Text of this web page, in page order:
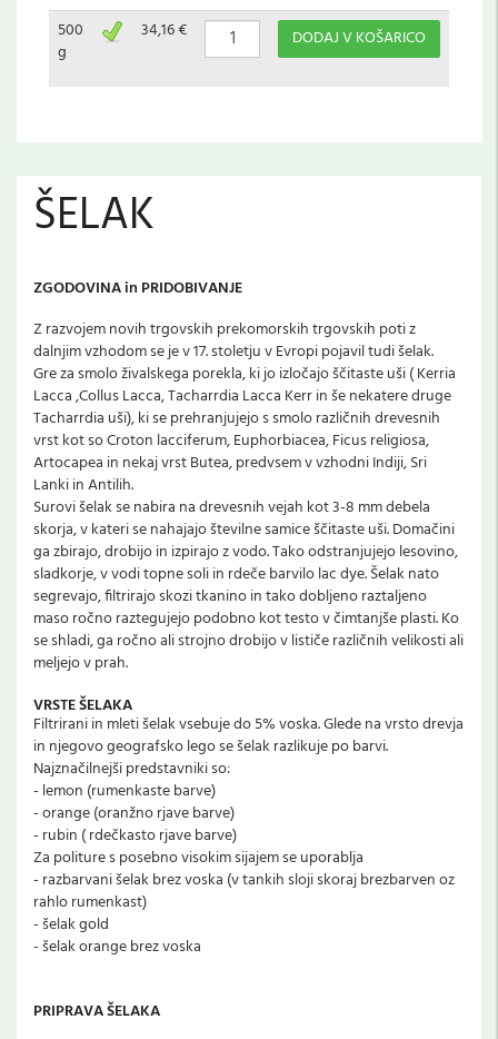
500
g
34,16 € DODAJ V KOŠARICO
ŠELAK
ZGODOVINA in PRIDOBIVANJE
Z razvojem novih trgovskih prekomorskih trgovskih poti z
dalnjim vzhodom se je v 17. stoletju v Evropi pojavil tudi šelak.
Gre za smolo živalskega porekla, ki jo izločajo ščitaste uši ( Kerria
Lacca ,Collus Lacca, Tacharrdia Lacca Kerr in še nekatere druge
Tacharrdia uši), ki se prehranjujejo s smolo različnih drevesnih
vrst kot so Croton lacciferum, Euphorbiacea, Ficus religiosa,
Artocapea in nekaj vrst Butea, predvsem v vzhodni Indiji, Sri
Lanki in Antilih.
Surovi šelak se nabira na drevesnih vejah kot 3-8 mm debela
skorja, v kateri se nahajajo številne samice ščitaste uši. Domačini
ga zbirajo, drobijo in izpirajo z vodo. Tako odstranjujejo lesovino,
sladkorje, v vodi topne soli in rdeče barvilo lac dye. Šelak nato
segrevajo, filtrirajo skozi tkanino in tako dobljeno raztaljeno
maso ročno raztegujejo podobno kot testo v čimtanjše plasti. Ko
se shladi, ga ročno ali strojno drobijo v lističe različnih velikosti ali
meljejo v prah.
VRSTE ŠELAKA
Filtrirani in mleti šelak vsebuje do 5% voska. Glede na vrsto drevja
in njegovo geografsko lego se šelak razlikuje po barvi.
Najznačilnejši predstavniki so:
- lemon (rumenkaste barve)
- orange (oranžno rjave barve)
- rubin ( rdečkasto rjave barve)
Za politure s posebno visokim sijajem se uporablja
- razbarvani šelak brez voska (v tankih sloji skoraj brezbarven oz
rahlo rumenkast)
- šelak gold
- šelak orange brez voska
PRIPRAVA ŠELAKA